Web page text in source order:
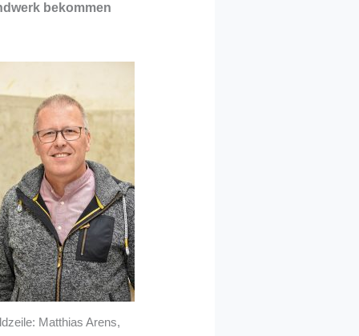
bekommen
Matthias Arens,